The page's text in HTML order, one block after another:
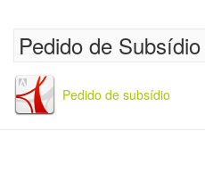
Pedido de Subsídio
Pedido de subsídio